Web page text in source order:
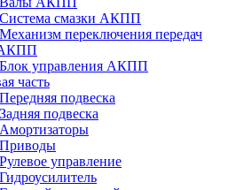
Система смазки АКПП
Механизм переключения передач
Блок управления АКПП
часть
Передняя подвеска
Задняя подвеска
Амортизаторы
Приводы
Рулевое управление
Гидроусилитель